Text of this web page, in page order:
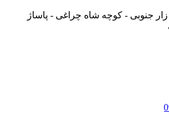
زار جنوبی - کوچه شاه چراغی - پاساژ